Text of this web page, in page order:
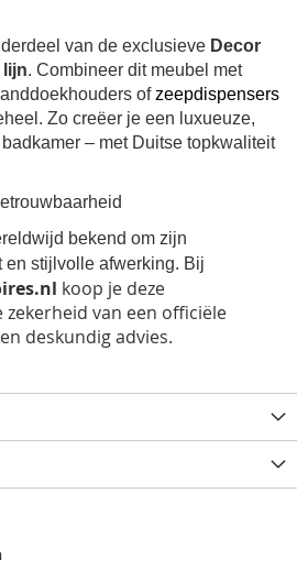
van de exclusieve Decor
lijn. Combineer dit meubel met
ofzeepdispensers
Zo creëer je een luxueuze,
– met Duitse topkwaliteit
bekend om zijn
stijlvolle afwerking. Bij
koop je deze
van een officiële
deskundig advies.